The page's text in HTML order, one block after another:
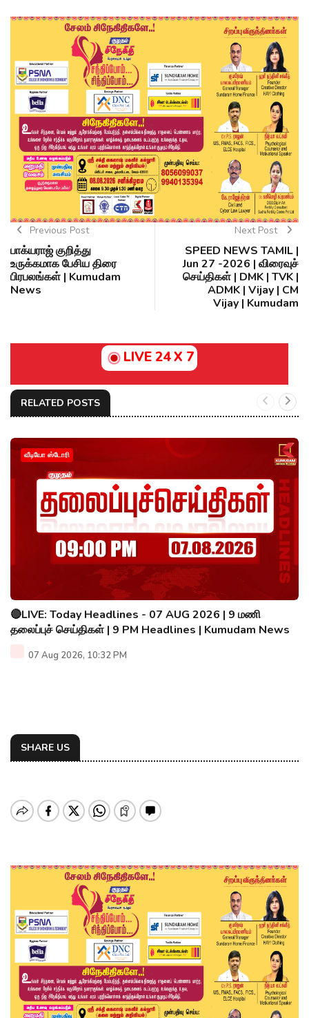
Previous Post
பாக்யராஜ் குறித்து
உருக்கமாக பேசிய திரை
பிரபலங்கள் | Kumudam
News
Next Post
SPEED NEWS TAMIL |
Jun 27 -2026 | விரைவுச்
செய்திகள் | DMK | TVK |
ADMK | Vijay | CM
Vijay | Kumudam
LIVE 24 X 7
RELATED POSTS
வீடியோ ஸ்டோரி
🔴LIVE: Today Headlines - 07 AUG 2026 | 9 மணி
தலைப்புச் செய்திகள் | 9 PM Headlines | Kumudam News
07 Aug 2026, 10:32 PM
SHARE US